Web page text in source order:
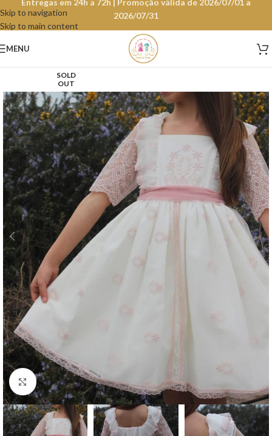
Skip to navigation
Skip to main content
Entregas em 24h a 72h | Promoção válida de 2026/07/01 a
2026/07/31
MENU
SOLD
OUT
Clique para aumentar